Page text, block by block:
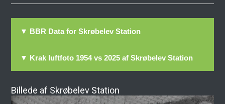
▼ BBR Data for Skrøbelev Station
▼ Krak luftfoto 1954 vs 2025 af Skrøbelev Station
Billede af Skrøbelev Station